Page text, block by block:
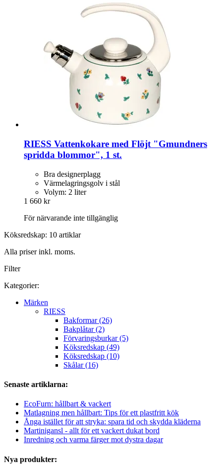
RIESS Vattenkokare med Flöjt "Gmundners
spridda blommor", 1 st.
Bra designerplagg
Värmelagringsgolv i stål
Volym: 2 liter
1 660 kr
För närvarande inte tillgänglig
Köksredskap: 10 artiklar
Alla priser inkl. moms.
Filter
Kategorier:
Märken
RIESS
Bakformar (26)
Bakplåtar (2)
Förvaringsburkar (5)
Köksredskap (49)
Köksredskap (10)
Skålar (16)
Senaste artiklarna:
EcoFurn: hållbart & vackert
Matlagning men hållbart: Tips för ett plastfritt kök
Ånga istället för att stryka: spara tid och skydda kläderna
Martinigansl - allt för ett vackert dukat bord
Inredning och varma färger mot dystra dagar
Nya produkter: